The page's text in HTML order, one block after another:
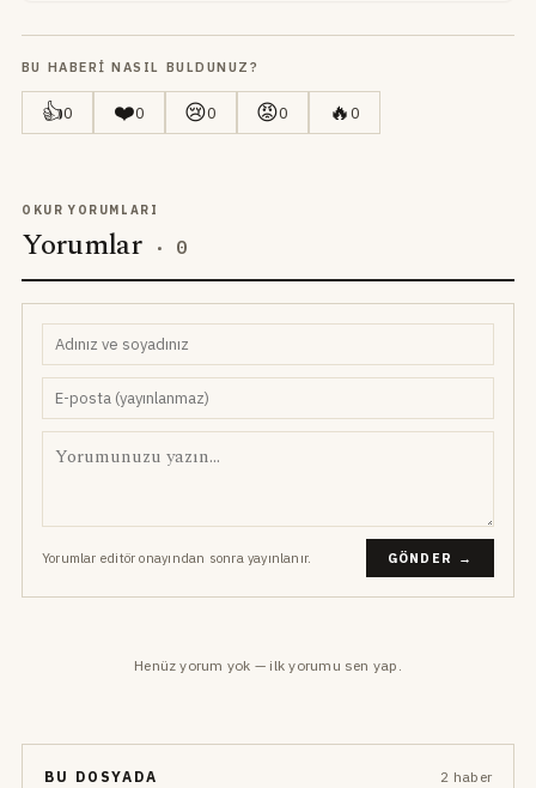
BU HABERI NASIL BULDUNUZ?
👍0 ❤️0 😢0 😡0 🔥0
OKUR YORUMLARI
Yorumlar · 0
Yorumlar editör onayından sonra yayınlanır. GÖNDER →
Henüz yorum yok — ilk yorumu sen yap.
BU DOSYADA 2 haber